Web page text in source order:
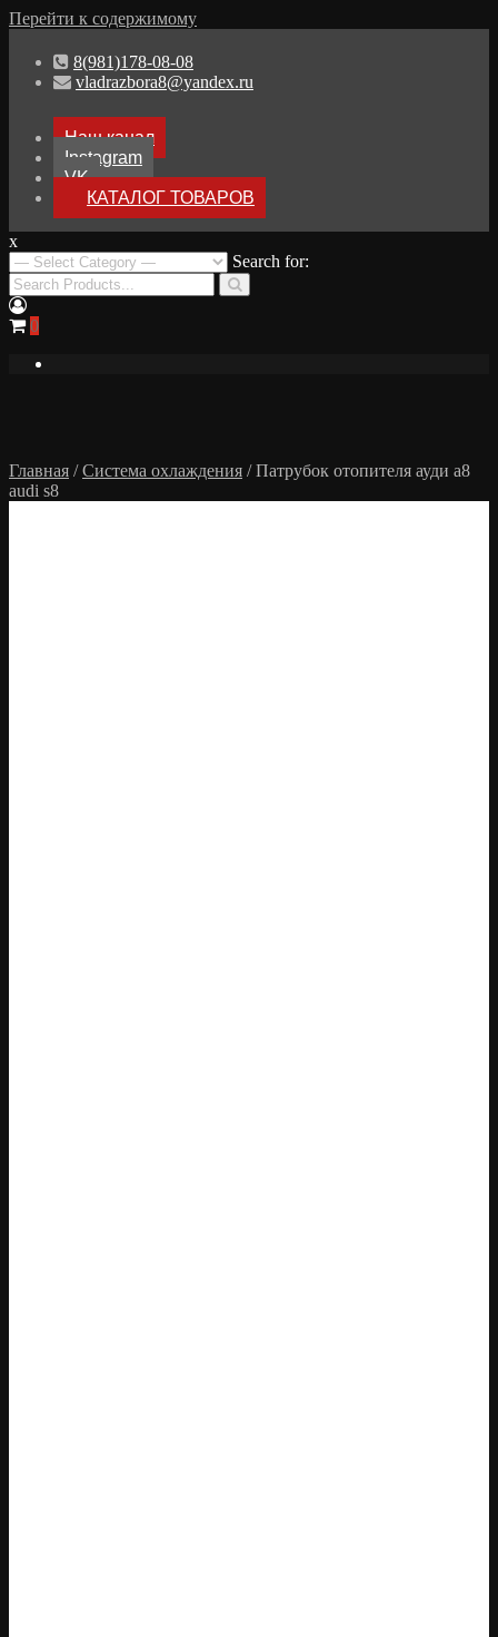
Перейти к содержимому
8(981)178-08-08
vladrazbora8@yandex.ru
Наш канал
Instagram
VK
КАТАЛОГ ТОВАРОВ
Разбор Ауди А8
Разборка Audi A8 D3
x
Search for:
0
Главная /Система охлаждения / Патрубок отопителя ауди а8
audi s8